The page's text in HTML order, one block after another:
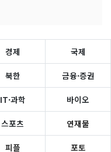
경제 국제
북한 금융·증권
IT·과학 바이오
스포츠 연재물
피플 포토